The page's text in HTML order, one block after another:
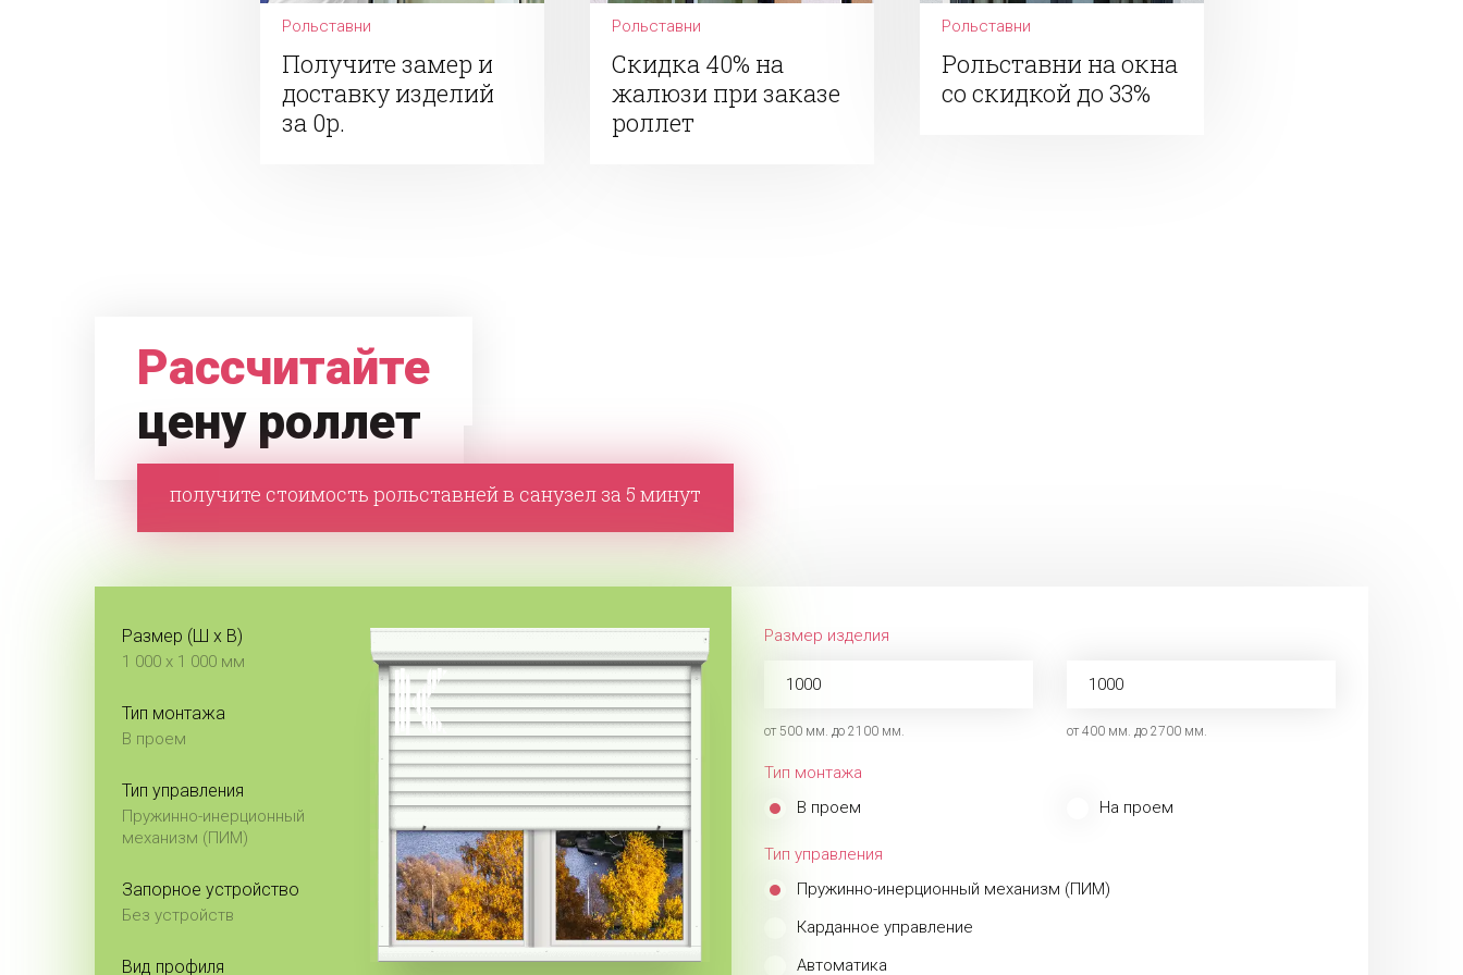
Рольставни
Получите замер и
доставку изделий
за 0р.
Рольставни
Скидка 40% на
жалюзи при заказе
роллет
Рольставни
Рольставни на окна
со скидкой до 33%
Рассчитайте
цену роллет
получите стоимость рольставней в санузел за 5 минут
Размер изделия
от 500 мм. до 2100 мм. от 400 мм. до 2700 мм.
Тип монтажа
В проем
На проем
Тип управления
Пружинно-инерционный механизм (ПИМ)
Карданное управление
Автоматика
Размер (Ш x В)
1 000 x 1 000 мм
Тип монтажа
В проем
Тип управления
Пружинно-инерционный
механизм (ПИМ)
Запорное устройство
Без устройств
Вид профиля